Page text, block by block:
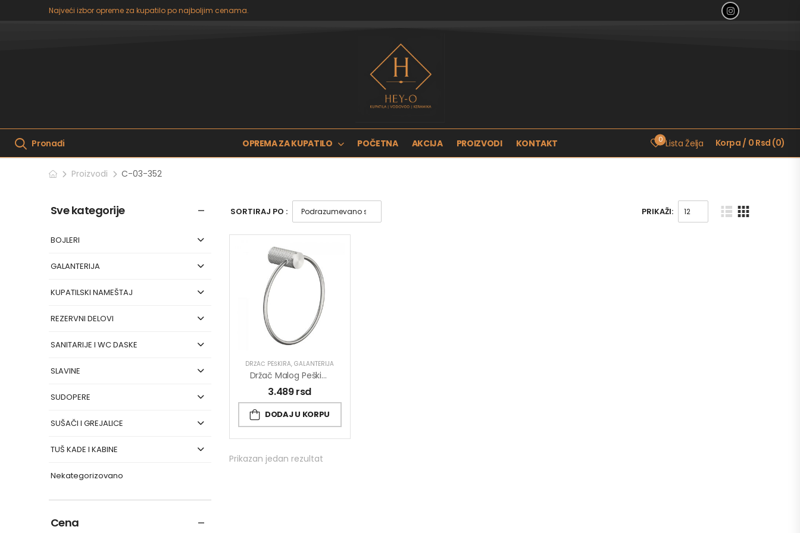
Najveći izbor opreme za kupatilo po najboljim cenama.
Pronađi OPREMA ZA KUPATILO POČETNA AKCIJA PROIZVODI KONTAKT 0 Lista Želja Korpa / 0 Rsd (0)
Proizvodi C-03-352
Sve kategorije
BOJLERI
GALANTERIJA
KUPATILSKI NAMEŠTAJ
REZERVNI DELOVI
SANITARIJE I WC DASKE
SLAVINE
SUDOPERE
SUŠAČI I GREJALICE
TUŠ KADE I KABINE
Nekategorizovano
Cena
SORTIRAJ PO : PRIKAŽI:
DRŽAČ PEŠKIRA,GALANTERIJA
Držač Malog Peškira COPEN DIAMOND Hrom
3.489rsd
DODAJ U KORPU
Prikazan jedan rezultat